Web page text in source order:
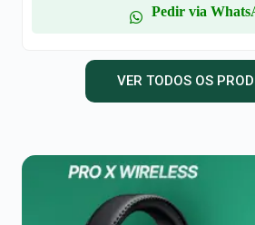
Pedir via
VER TODOS OS